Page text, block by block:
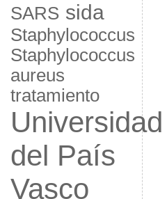
SARS sida
Staphylococcus
Staphylococcus
aureus
tratamiento
Universidad
del País
Vasco